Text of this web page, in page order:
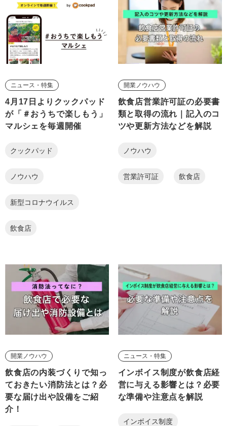
ニュース・特集
4月17日よりクックパッド
が「＃おうちで楽しもう」
マルシェを毎週開催
クックパッド
ノウハウ
新型コロナウイルス
飲食店
開業ノウハウ
飲食店営業許可証の必要書
類と取得の流れ｜記入のコ
ツや更新方法などを解説
ノウハウ
営業許可証 飲食店
開業ノウハウ
飲食店の内装づくりで知っ
ておきたい消防法とは？必
要な届け出や設備をご紹
介！
ニュース・特集
インボイス制度が飲食店経
営に与える影響とは？必要
な準備や注意点を解説
インボイス制度